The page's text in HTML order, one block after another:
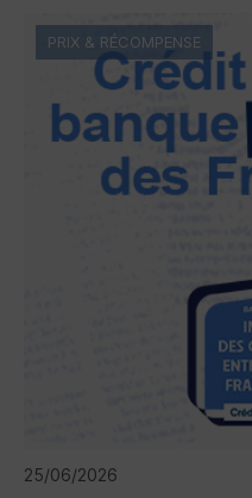
25/06/2026
PRIX & RÉCOMPENSE